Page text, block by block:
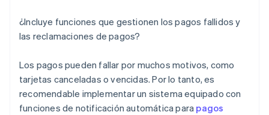
¿Incluye funciones que gestionen los pagos fallidos y
las reclamaciones de pagos?
Los pagos pueden fallar por muchos motivos, como
tarjetas canceladas o vencidas. Por lo tanto, es
recomendable implementar un sistema equipado con
funciones de notificación automática para pagos